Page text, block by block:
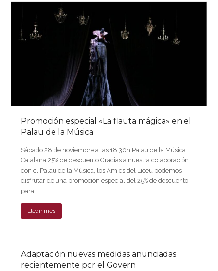
Promoción especial «La flauta mágica» en el
Palau de la Música
Sábado 28 de noviembre a las 18.30h Palau de la Música
Catalana 25% de descuento Gracias a nuestra colaboración
con el Palau de la Música, los Amics del Liceu podemos
disfrutar de una promoción especial del 25% de descuento
para…
Llegir més
Adaptación nuevas medidas anunciadas
recientemente por el Govern